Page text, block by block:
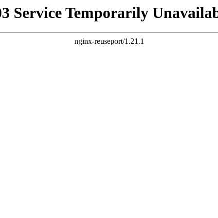
Service Temporarily
nginx-reuseport/1.21.1